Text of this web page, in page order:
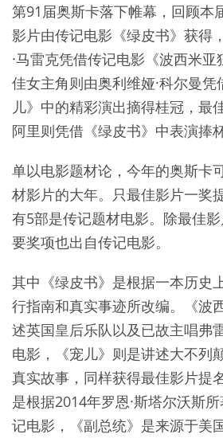
第91届奥斯卡落下帷幕，回顾本
影片由传记电影《绿皮书》获得
·马雷克凭借传记电影《波西米
佳女主角则由奥利维娅·科尔曼
儿》中的精彩演出摘得桂冠，最
阿里则凭借《绿皮书》中表演捧杯
单以电影题材论，今年的奥斯卡
材影片的大年。只最佳影片一奖
有5部是传记题材电影。除最佳
要奖项也出自传记电影。
其中《绿皮书》是根据一本历史
行指南和真实事迹所改编。《波
述英国皇后乐队以及已故主唱弗
电影，《宠儿》则是讲述大不列
真实故事，同样获得最佳影片提
是根据2014年罗恩·斯塔尔沃斯
记电影，《副总统》是来源于美